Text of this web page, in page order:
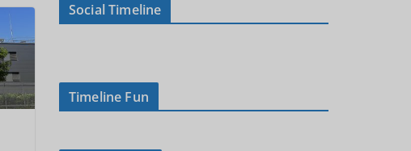
Social Timeline
Timeline Fun